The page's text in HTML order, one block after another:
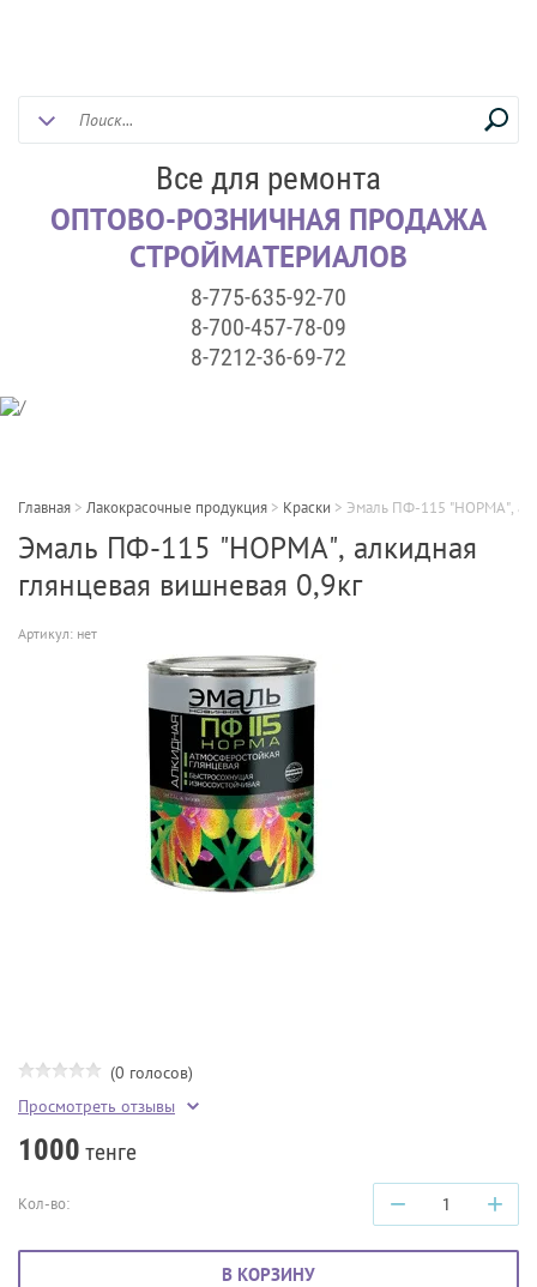
Все для ремонта
ОПТОВО-РОЗНИЧНАЯ ПРОДАЖА
СТРОЙМАТЕРИАЛОВ
8-775-635-92-70
8-700-457-78-09
8-7212-36-69-72
Главная > Лакокрасочные продукция > Краски > Эмаль ПФ-115 "НОРМА",
Эмаль ПФ-115 "НОРМА", алкидная
глянцевая вишневая 0,9кг
Артикул: нет
(0 голосов)
Просмотреть отзывы
1000 тенге
Кол-во: − +
В КОРЗИНУ